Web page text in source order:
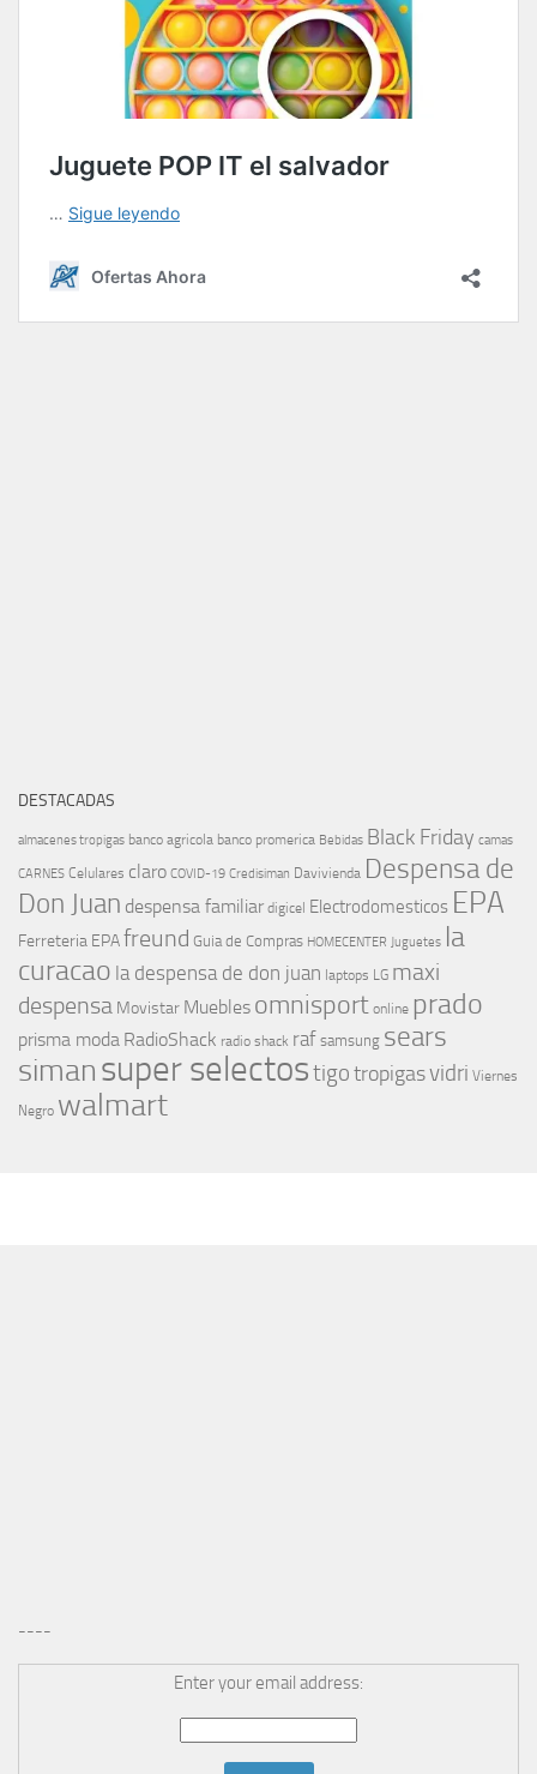
DESTACADAS
almacenes tropigas banco agricola banco promerica Bebidas Black Friday camas
CARNES Celulares claro COVID-19 Credisiman Davivienda Despensa de
Don Juan despensa familiar digicel Electrodomesticos EPA
Ferreteria EPAfreund Guia de Compras HOMECENTER Juguetes la
curacao la despensa de don juan laptops LG maxi
despensa Movistar Muebles omnisport online prado
prisma moda RadioShack radio shack raf samsung sears
simansuper selectostigotropigasvidri Viernes
Negro walmart
----
Enter your email address: